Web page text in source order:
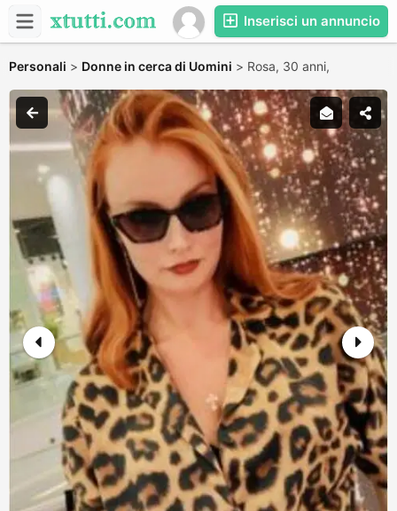
Inserisci un annuncio
Personali > Donne in cerca di Uomini > Rosa, 30 anni,